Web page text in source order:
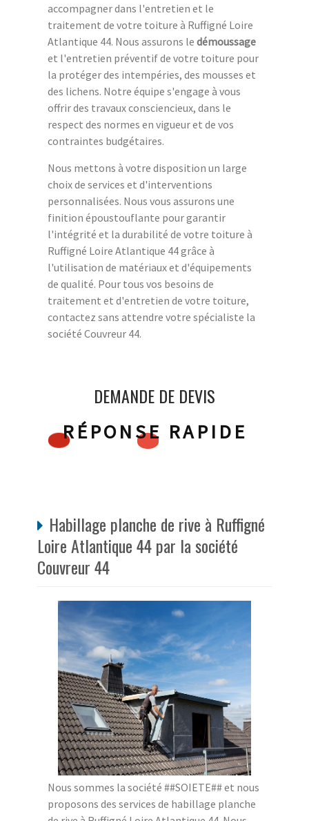
accompagner dans l'entretien et le
traitement de votre toiture à Ruffigné Loire
Atlantique 44. Nous assurons le démoussage
et l'entretien préventif de votre toiture pour
la protéger des intempéries, des mousses et
des lichens. Notre équipe s'engage à vous
offrir des travaux consciencieux, dans le
respect des normes en vigueur et de vos
contraintes budgétaires.
Nous mettons à votre disposition un large
choix de services et d'interventions
personnalisées. Nous vous assurons une
finition époustouflante pour garantir
l'intégrité et la durabilité de votre toiture à
Ruffigné Loire Atlantique 44 grâce à
l'utilisation de matériaux et d'équipements
de qualité. Pour tous vos besoins de
traitement et d'entretien de votre toiture,
contactez sans attendre votre spécialiste la
société Couvreur 44.
DEMANDE DE DEVIS
RÉPONSE RAPIDE
Habillage planche de rive à Ruffigné
Loire Atlantique 44 par la société
Couvreur 44
Nous sommes la société ##SOIETE## et nous
proposons des services de habillage planche